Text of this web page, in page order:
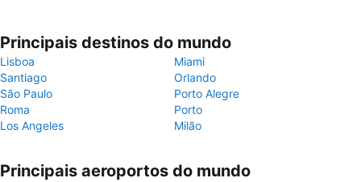
Principais destinos do mundo
Lisboa
Miami
Santiago
Orlando
São Paulo
Porto Alegre
Roma
Porto
Los Angeles
Milão
Principais aeroportos do mundo